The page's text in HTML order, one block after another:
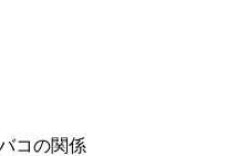
コの関係